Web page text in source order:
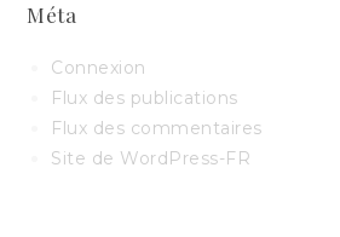
Méta
Connexion
Flux des publications
Flux des commentaires
Site de WordPress-FR